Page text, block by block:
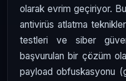
olarak evrim geçiriyor.
antivirüs atlatma
testleri ve siber
başvurulan bir çözüm
payload obfuskasyonu